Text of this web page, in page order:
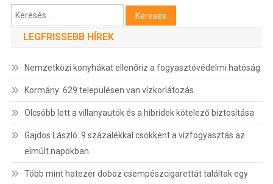
Keresés:
LEGFRISSEBB HÍREK
Nemzetközi konyhákat ellenőriz a fogyasztóvédelmi hatóság
Kormány: 629 településen van vízkorlátozás
Olcsóbb lett a villanyautók és a hibridek kötelező biztosítása
Gajdos László: 9 százalékkal csökkent a vízfogyasztás az
elmúlt napokban
Több mint hatezer doboz csempészcigarettát találtak egy